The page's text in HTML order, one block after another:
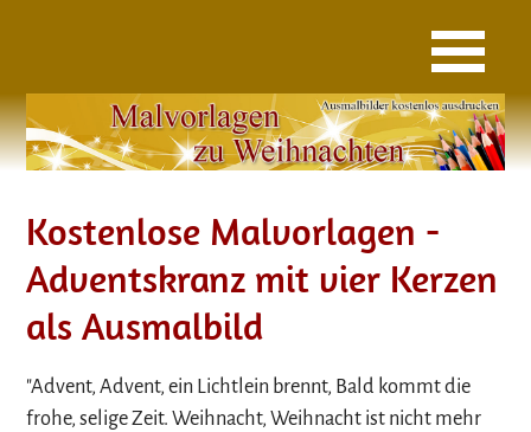
Kostenlose Malvorlagen -
Adventskranz mit vier Kerzen
als Ausmalbild
"Advent, Advent, ein Lichtlein brennt, Bald kommt die
frohe, selige Zeit. Weihnacht, Weihnacht ist nicht mehr